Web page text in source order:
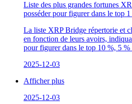
Liste des plus grandes fortunes
posséder pour figurer dans le top 1
La liste XRP Bridge répertorie et
en fonction de leurs avoirs,
pour figurer dans le top 10 %, 5 %
2025-12-03
Afficher plus
2025-12-03